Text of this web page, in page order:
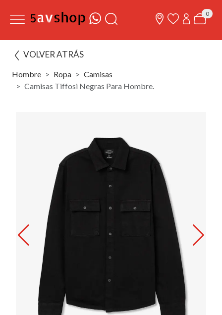
0
VOLVER ATRÁS
Hombre Ropa
Camisas
Camisas Tiffosi Negras Para Hombre.